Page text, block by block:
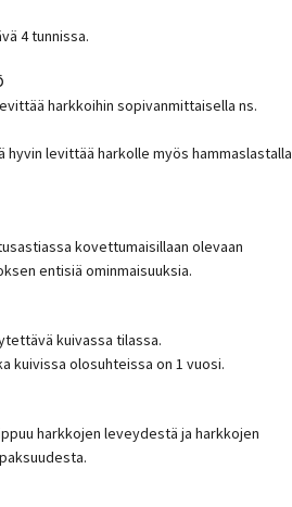
4 tunnissa.
harkkoihin sopivanmittaisella ns.
hyvin levittää harkolle myös hammaslastalla
kovettumaisillaan olevaan
entisiä ominmaisuuksia.
kuivassa tilassa.
kuivissa olosuhteissa on 1 vuosi.
harkkojen leveydestä ja harkkojen